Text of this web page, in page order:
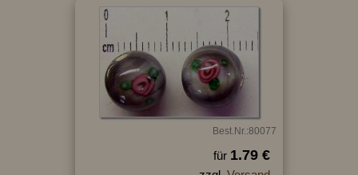
Best.Nr.:80077
für 1.79 €